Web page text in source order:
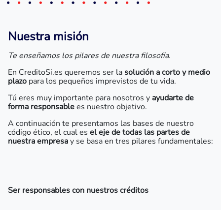
Nuestra misión
Te enseñamos los pilares de nuestra filosofía.
En CreditoSi.es queremos ser lasolución a corto y medio
plazo para los pequeños imprevistos de tu vida.
Tú eres muy importante para nosotros y ayudarte de
forma responsablees nuestro objetivo.
A continuación te presentamos las bases de nuestro
código ético, el cual es el eje de todas las partes de
nuestra empresay se basa en tres pilares fundamentales:
Ser responsables con nuestros créditos